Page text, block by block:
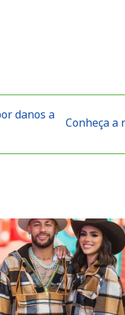
danos a
Conheça a